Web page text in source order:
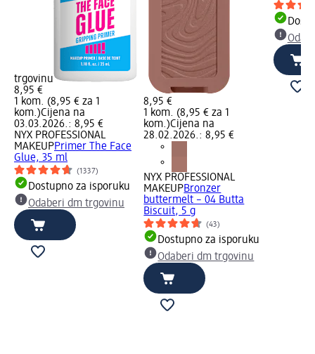
trgovinu
8,95 €
1 kom. (8,95 € za 1
kom.)Cijena na
03.03.2026.: 8,95 €
NYX PROFESSIONAL
MAKEUPPrimer The Face
Glue, 35 ml
(1337)
Dostupno za isporuku
Odaberi dm trgovinu
8,95 €
1 kom. (8,95 € za 1
kom.)Cijena na
28.02.2026.: 8,95 €
NYX PROFESSIONAL
MAKEUPBronzer
buttermelt – 04 Butta
Biscuit, 5 g
(43)
Dostupno za isporuku
Odaberi dm trgovinu